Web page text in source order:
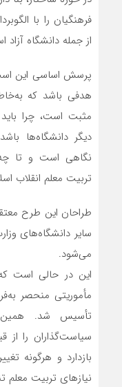
فرهنگیان را با
از جمله دانشگاه
پرسش اساسی این
هدفی باشد که
مثبت است، چرا باید
دیگر دانشگاه‌ها
نگاهی است و تا چه
تربیت معلم انقلاب
طراحان این طرح
سایر دانشگاه‌های
می‌شود.
مأموریتی منحصر
تأسیس شد.
سیاست‌گذاران را از
بازدارد و هرگونه
نیازهای تربیت معلم